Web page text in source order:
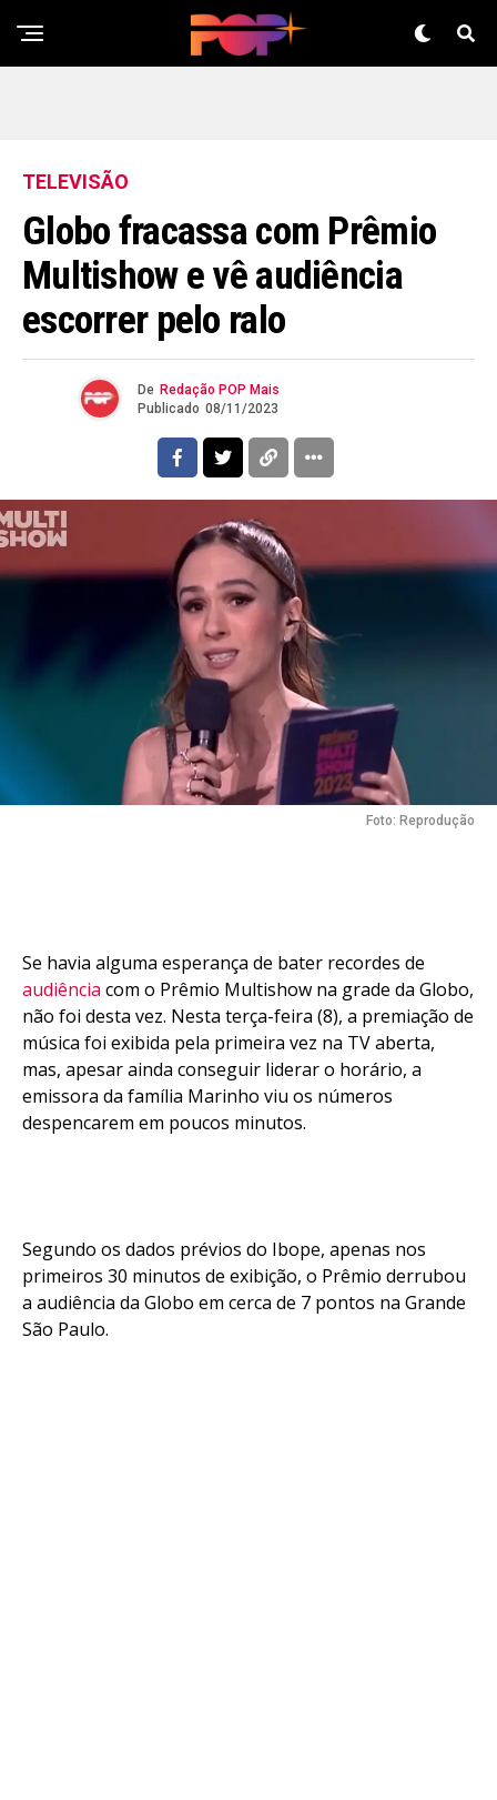
TELEVISÃO
Globo fracassa com Prêmio
Multishow e vê audiência
escorrer pelo ralo
De Redação POP Mais
Publicado 08/11/2023
Foto: Reprodução
Se havia alguma esperança de bater recordes de
audiência com o Prêmio Multishow na grade da Globo,
não foi desta vez. Nesta terça-feira (8), a premiação de
música foi exibida pela primeira vez na TV aberta,
mas, apesar ainda conseguir liderar o horário, a
emissora da família Marinho viu os números
despencarem em poucos minutos.
Segundo os dados prévios do Ibope, apenas nos
primeiros 30 minutos de exibição, o Prêmio derrubou
a audiência da Globo em cerca de 7 pontos na Grande
São Paulo.
Reddit
Pinterest
Email